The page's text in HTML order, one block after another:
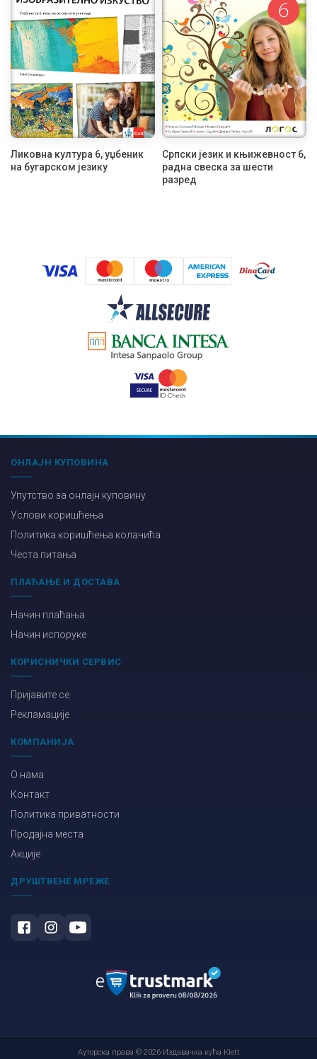
Ликовна култура 6, уџбеник
на бугарском језику
Српски језик и књижевност 6,
радна свеска за шести
разред
ОНЛАЈН КУПОВИНА
Упутство за онлајн куповину
Услови коришћења
Политика коришћења колачића
Честа питања
ПЛАЋАЊЕ И ДОСТАВА
Начин плаћања
Начин испоруке
КОРИСНИЧКИ СЕРВИС
Пријавите се
Рекламације
КОМПАНИЈА
О нама
Контакт
Политика приватности
Продајна места
Акције
ДРУШТВЕНЕ МРЕЖЕ
Ауторска права © 2026 Издавачка кућа Klett